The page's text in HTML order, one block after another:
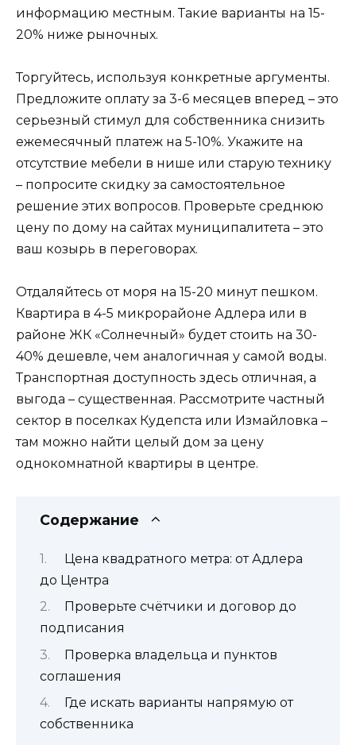
информацию местным. Такие варианты на 15-
20% ниже рыночных.
Торгуйтесь, используя конкретные аргументы.
Предложите оплату за 3-6 месяцев вперед – это
серьезный стимул для собственника снизить
ежемесячный платеж на 5-10%. Укажите на
отсутствие мебели в нише или старую технику
– попросите скидку за самостоятельное
решение этих вопросов. Проверьте среднюю
цену по дому на сайтах муниципалитета – это
ваш козырь в переговорах.
Отдаляйтесь от моря на 15-20 минут пешком.
Квартира в 4-5 микрорайоне Адлера или в
районе ЖК «Солнечный» будет стоить на 30-
40% дешевле, чем аналогичная у самой воды.
Транспортная доступность здесь отличная, а
выгода – существенная. Рассмотрите частный
сектор в поселках Кудепста или Измайловка –
там можно найти целый дом за цену
однокомнатной квартиры в центре.
Содержание
Цена квадратного метра: от Адлера
до Центра
Проверьте счётчики и договор до
подписания
Проверка владельца и пунктов
соглашения
Где искать варианты напрямую от
собственника